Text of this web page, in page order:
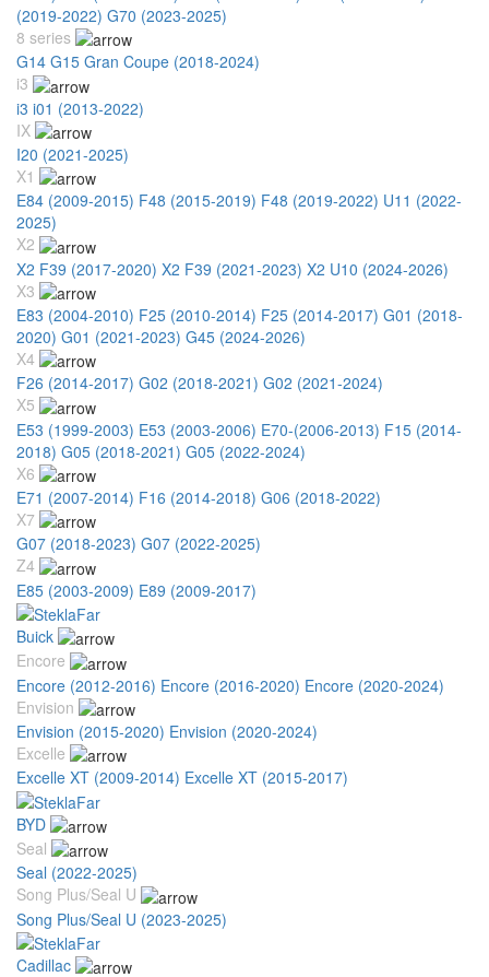
(2019-2022) G70 (2023-2025)
8 series
G14 G15 Gran Coupe (2018-2024)
i3
i3 i01 (2013-2022)
IX
I20 (2021-2025)
X1
E84 (2009-2015) F48 (2015-2019) F48 (2019-2022) U11 (2022-
2025)
X2
X2 F39 (2017-2020) X2 F39 (2021-2023) X2 U10 (2024-2026)
X3
E83 (2004-2010) F25 (2010-2014) F25 (2014-2017) G01 (2018-
2020) G01 (2021-2023) G45 (2024-2026)
X4
F26 (2014-2017) G02 (2018-2021) G02 (2021-2024)
X5
E53 (1999-2003) E53 (2003-2006) E70-(2006-2013) F15 (2014-
2018) G05 (2018-2021) G05 (2022-2024)
X6
E71 (2007-2014) F16 (2014-2018) G06 (2018-2022)
X7
G07 (2018-2023) G07 (2022-2025)
Z4
E85 (2003-2009) E89 (2009-2017)
Buick
Encore
Encore (2012-2016) Encore (2016-2020) Encore (2020-2024)
Envision
Envision (2015-2020) Envision (2020-2024)
Excelle
Excelle XT (2009-2014) Excelle XT (2015-2017)
BYD
Seal
Seal (2022-2025)
Song Plus/Seal U
Song Plus/Seal U (2023-2025)
Cadillac